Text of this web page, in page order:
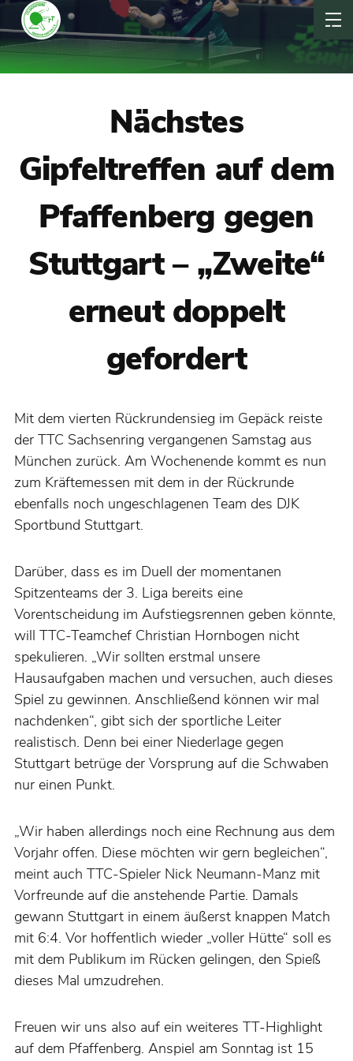
Nächstes
Gipfeltreffen auf dem
Pfaffenberg gegen
Stuttgart – „Zweite“
erneut doppelt
gefordert
Mit dem vierten Rückrundensieg im Gepäck reiste
der TTC Sachsenring vergangenen Samstag aus
München zurück. Am Wochenende kommt es nun
zum Kräftemessen mit dem in der Rückrunde
ebenfalls noch ungeschlagenen Team des DJK
Sportbund Stuttgart.
Darüber, dass es im Duell der momentanen
Spitzenteams der 3. Liga bereits eine
Vorentscheidung im Aufstiegsrennen geben könnte,
will TTC-Teamchef Christian Hornbogen nicht
spekulieren. „Wir sollten erstmal unsere
Hausaufgaben machen und versuchen, auch dieses
Spiel zu gewinnen. Anschließend können wir mal
nachdenken“, gibt sich der sportliche Leiter
realistisch. Denn bei einer Niederlage gegen
Stuttgart betrüge der Vorsprung auf die Schwaben
nur einen Punkt.
„Wir haben allerdings noch eine Rechnung aus dem
Vorjahr offen. Diese möchten wir gern begleichen“,
meint auch TTC-Spieler Nick Neumann-Manz mit
Vorfreunde auf die anstehende Partie. Damals
gewann Stuttgart in einem äußerst knappen Match
mit 6:4. Vor hoffentlich wieder „voller Hütte“ soll es
mit dem Publikum im Rücken gelingen, den Spieß
dieses Mal umzudrehen.
Freuen wir uns also auf ein weiteres TT-Highlight
auf dem Pfaffenberg. Anspiel am Sonntag ist 15